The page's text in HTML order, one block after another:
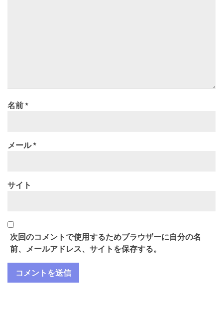
名前*
メール*
サイト
次回のコメントで使用するためブラウザーに自分の名
前、メールアドレス、サイトを保存する。